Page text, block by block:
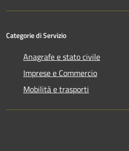
Categorie di Servizio
Anagrafe e stato civile
Imprese e Commercio
Mobilità e trasporti